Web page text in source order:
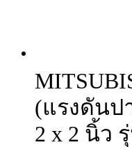
(แรงดันป
2 x 2 นิ้ว